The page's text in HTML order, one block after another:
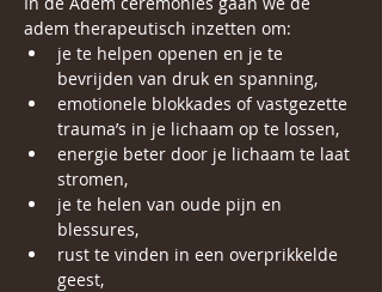
adem therapeutisch inzetten om:
je te helpen openen en je te
bevrijden van druk en spanning,
emotionele blokkades of vastgezette
trauma’s in je lichaam op te lossen,
energie beter door je lichaam te laat
stromen,
je te helen van oude pijn en
blessures,
rust te vinden in een overprikkelde
geest,